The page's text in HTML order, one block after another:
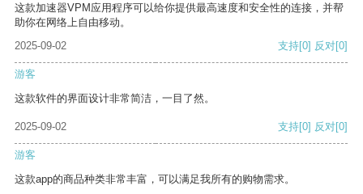
这款加速器VPM应用程序可以给你提供最高速度和安全性的连接，并帮
助你在网络上自由移动。
2025-09-02
支持[0] 反对[0]
游客
这款软件的界面设计非常简洁，一目了然。
2025-09-02 支持[0] 反对[0]
游客
这款app的商品种类非常丰富，可以满足我所有的购物需求。